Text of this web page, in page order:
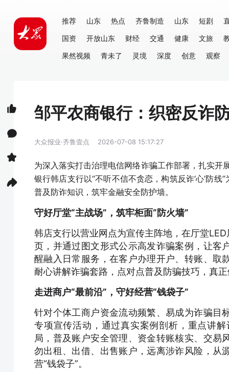
推荐 山东 热点 齐鲁制造 山东 短剧
国资
开放山东 财经 交通 健康 文旅
果然视频
青未了 灵境 深度 创意 观察
邹平农商银行：织密反诈
大众报业·齐鲁壹点 2026-07-08 15:17:27
为深入落实打击治理电信网络诈骗工作部署，扎实
银行韩店支行以“不听不信不贪恋，构筑反诈‘心’防
普及防诈知识，筑牢金融安全防护墙。
守好厅堂“主战场”，筑牢柜面“防火墙”
韩店支行以营业网点为宣传主阵地，在厅堂
页，并通过图文形式公示高发诈骗案例，让客
醒融入日常服务，在客户办理开户、转账、取
耐心讲解诈骗套路，点对点普及防骗技巧，真
走进商户“最前沿”，守好经营“钱袋子”
针对个体工商户资金流动频繁、易成为诈骗目
专项宣传活动，通过真实案例剖析，重点讲
局，普及账户安全管理、资金转账核实、交易
勿出租、出借、出售账户，远离涉诈风险，从
营“钱袋子”。